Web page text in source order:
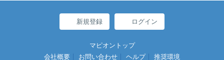
新規登録 ログイン
マピオントップ
会社概要
お問い合わせ ヘルプ 推奨環境